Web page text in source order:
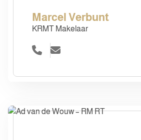
Marcel Verbunt
KRMT Makelaar